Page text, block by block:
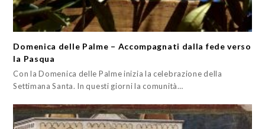
Domenica delle Palme – Accompagnati dalla fede verso
la Pasqua
Con la Domenica delle Palme inizia la celebrazione della
Settimana Santa. In questi giorni la comunità…